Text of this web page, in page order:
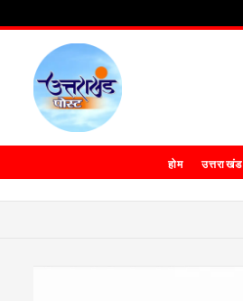
होम उत्तराखंड